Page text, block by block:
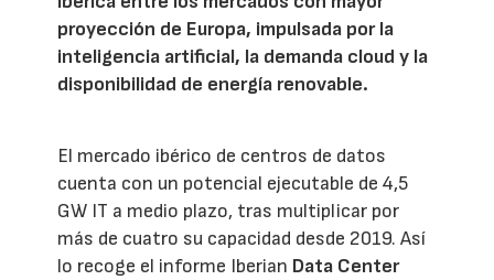
proyección de Europa, impulsada por la
inteligencia artificial, la demanda cloud y la
disponibilidad de energía renovable.
El mercado ibérico de centros de datos
cuenta con un potencial ejecutable de 4,5
GW IT a medio plazo, tras multiplicar por
más de cuatro su capacidad desde 2019. Así
lo recoge el informe Iberian Data Center